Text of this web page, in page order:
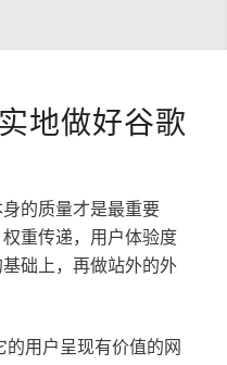
地做好谷歌
的质量才是最重要
重传递，用户体验度
础上，再做站外的外
用户呈现有价值的网